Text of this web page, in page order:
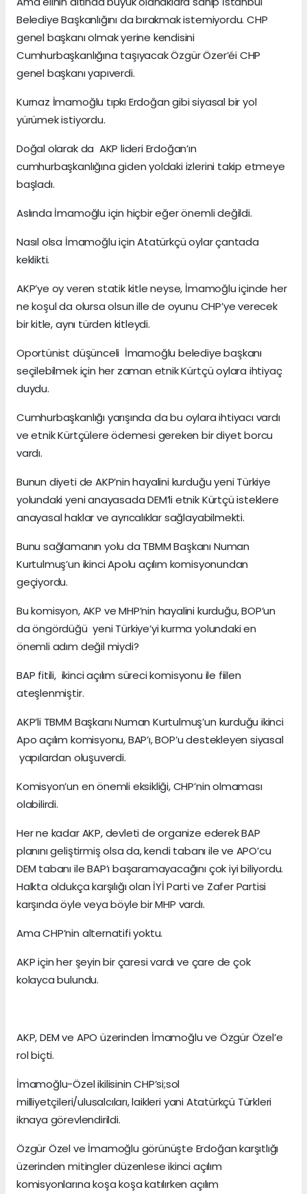
Belediye Başkanlığını da bırakmak istemiyordu. CHP
genel başkanı olmak yerine kendisini
Cumhurbaşkanlığına taşıyacak Özgür Özer’éi CHP
genel başkanı yapıverdi.
Kurnaz İmamoğlu tıpkı Erdoğan gibi siyasal bir yol
yürümek istiyordu.
Doğal olarak da AKP lideri Erdoğan’ın
cumhurbaşkanlığına giden yoldaki izlerini takip etmeye
başladı.
Aslında İmamoğlu için hiçbir eğer önemli değildi.
Nasıl olsa İmamoğlu için Atatürkçü oylar çantada
keklikti.
AKP’ye oy veren statik kitle neyse, İmamoğlu içinde her
ne koşul da olursa olsun ille de oyunu CHP’ye verecek
bir kitle, aynı türden kitleydi.
Oportünist düşünceli İmamoğlu belediye başkanı
seçilebilmek için her zaman etnik Kürtçü oylara ihtiyaç
duydu.
Cumhurbaşkanlığı yarışında da bu oylara ihtiyacı vardı
ve etnik Kürtçülere ödemesi gereken bir diyet borcu
vardı.
Bunun diyeti de AKP’nin hayalini kurduğu yeni Türkiye
yolundaki yeni anayasada DEM’li etnik Kürtçü isteklere
anayasal haklar ve ayrıcalıklar sağlayabilmekti.
Bunu sağlamanın yolu da TBMM Başkanı Numan
Kurtulmuş’un ikinci Apolu açılım komisyonundan
geçiyordu.
Bu komisyon, AKP ve MHP’nin hayalini kurduğu, BOP’un
da öngördüğü yeni Türkiye’yi kurma yolundaki en
önemli adım değil miydi?
BAP fitili, ikinci açılım süreci komisyonu ile fiilen
ateşlenmiştir.
AKP’li TBMM Başkanı Numan Kurtulmuş’un kurduğu ikinci
Apo açılım komisyonu, BAP’ı, BOP’u destekleyen siyasal
yapılardan oluşuverdi.
Komisyon’un en önemli eksikliği, CHP’nin olmaması
olabilirdi.
Her ne kadar AKP, devleti de organize ederek BAP
planını geliştirmiş olsa da, kendi tabanı ile ve APO’cu
DEM tabanı ile BAP’ı başaramayacağını çok iyi biliyordu.
Halkta oldukça karşılığı olan İYİ Parti ve Zafer Partisi
karşında öyle veya böyle bir MHP vardı.
Ama CHP’nin alternatifi yoktu.
AKP için her şeyin bir çaresi vardı ve çare de çok
kolayca bulundu.
AKP, DEM ve APO üzerinden İmamoğlu ve Özgür Özel’e
rol biçti.
İmamoğlu-Özel ikilisinin CHP’si;sol
milliyetçileri/ulusalcıları, laikleri yani Atatürkçü Türkleri
iknaya görevlendirildi.
Özgür Özel ve İmamoğlu görünüşte Erdoğan karşıtlığı
üzerinden mitingler düzenlese ikinci açılım
komisyonlarına koşa koşa katılırken açılım